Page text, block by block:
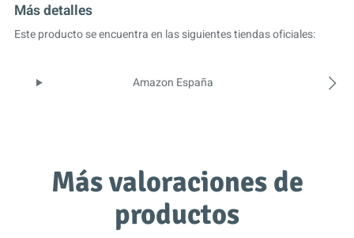
Más detalles
Este producto se encuentra en las siguientes tiendas oficiales:
Amazon España
Más valoraciones de
productos